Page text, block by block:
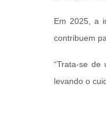
Em 2025, a
contribuem
“Trata-se de
levando o